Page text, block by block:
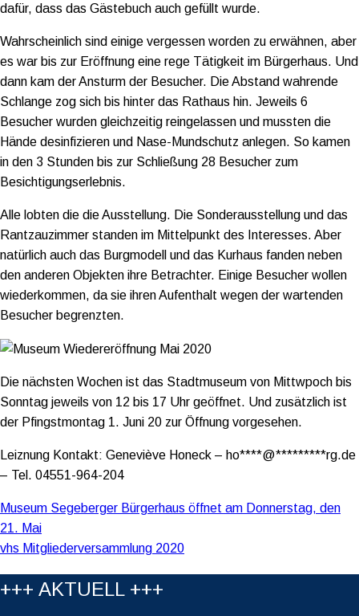
dafür, dass das Gästebuch auch gefüllt wurde.
Wahrscheinlich sind einige vergessen worden zu erwähnen, aber
es war bis zur Eröffnung eine rege Tätigkeit im Bürgerhaus. Und
dann kam der Ansturm der Besucher. Die Abstand wahrende
Schlange zog sich bis hinter das Rathaus hin. Jeweils 6
Besucher wurden gleichzeitig reingelassen und mussten die
Hände desinfizieren und Nase-Mundschutz anlegen. So kamen
in den 3 Stunden bis zur Schließung 28 Besucher zum
Besichtigungserlebnis.
Alle lobten die die Ausstellung. Die Sonderausstellung und das
Rantzauzimmer standen im Mittelpunkt des Interesses. Aber
natürlich auch das Burgmodell und das Kurhaus fanden neben
den anderen Objekten ihre Betrachter. Einige Besucher wollen
wiederkommen, da sie ihren Aufenthalt wegen der wartenden
Besucher begrenzten.
Die nächsten Wochen ist das Stadtmuseum von Mittwpoch bis
Sonntag jeweils von 12 bis 17 Uhr geöffnet. Und zusätzlich ist
der Pfingstmontag 1. Juni 20 zur Öffnung vorgesehen.
Leiznung Kontakt: Geneviève Honeck – ho****@*********rg.de
– Tel. 04551-964-204
Beitragsnavigation
Museum Segeberger Bürgerhaus öffnet am Donnerstag, den
21. Mai
vhs Mitgliederversammlung 2020
+++ AKTUELL +++